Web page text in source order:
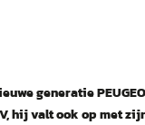
generatie
hij valt ook op met